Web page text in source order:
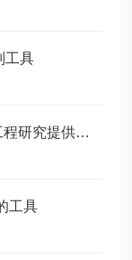
工具
农杆菌感受态制备试剂盒为植物基因工程研究提供了一种标准化工具
工具